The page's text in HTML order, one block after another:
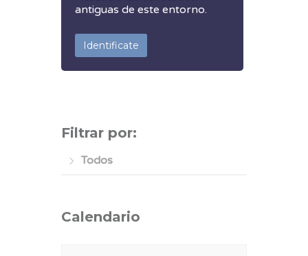
antiguas de este entorno.
Identificate
Filtrar por:
Todos
Calendario